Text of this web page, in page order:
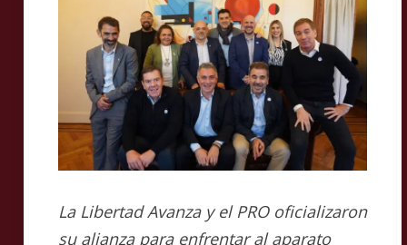
La Libertad Avanza y el PRO oficializaron
su alianza para enfrentar al aparato